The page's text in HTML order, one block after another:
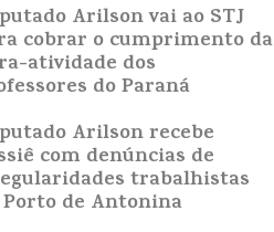
Arilson vai ao STJ
cobrar o cumprimento da
atividade dos
do Paraná
Arilson recebe
com denúncias de
trabalhistas
de Antonina